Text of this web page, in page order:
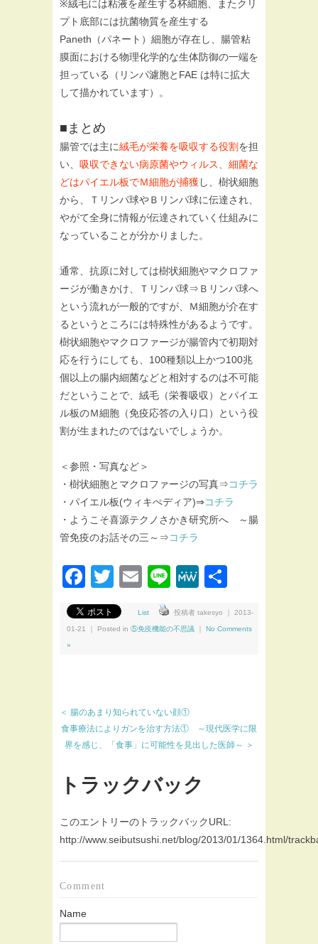
※絨毛には粘液を産生する杯細胞、またクリ
プト底部には抗菌物質を産生する
Paneth（パネート）細胞が存在し、腸管粘
膜面における物理化学的な生体防御の一端を
担っている（リンパ濾胞とFAE は特に拡大
して描かれています）。
■まとめ
腸管では主に絨毛が栄養を吸収する役割 を担
い、 吸収できない病原菌やウィルス、細菌な
どはパイエル板でＭ細胞が捕獲 し、樹状細胞
から、Ｔリンパ球やＢリンパ球に伝達され、
やがて全身に情報が伝達されていく仕組みに
なっていることが分かりました。
通常、抗原に対しては樹状細胞やマクロファ
ージが働きかけ、Ｔリンパ球⇒Ｂリンパ球へ
という流れが一般的ですが、Ｍ細胞が介在す
るというところには特殊性があるようです。
樹状細胞やマクロファージが腸管内で初期対
応を行うにしても、100種類以上かつ100兆
個以上の腸内細菌などと相対するのは不可能
だということで、絨毛（栄養吸収）とパイエ
ル板のＭ細胞（免疫応答の入り口）という役
割が生まれたのではないでしょうか。
＜参照・写真など＞
・樹状細胞とマクロファージの写真⇒コチラ
・パイエル板(ウィキぺディア)⇒コチラ
・ようこそ喜源テクノさかき研究所へ ～腸
管免疫のお話その三～⇒コチラ
Facebook
Twitter
EmailLineMeWe
List 投稿者 takesyo ｜ 2013-
01-21 ｜ Posted in ⑤免疫機能の不思議 No Comments
»
＜ 腸のあまり知られていない顔①
食事療法によりガンを治す方法① ～現代医学に限
界を感じ、「食事」に可能性を見出した医師～ ＞
トラックバック
このエントリーのトラックバックURL:
http://www.seibutsushi.net/blog/2013/01/1364.html/
Comment
Name